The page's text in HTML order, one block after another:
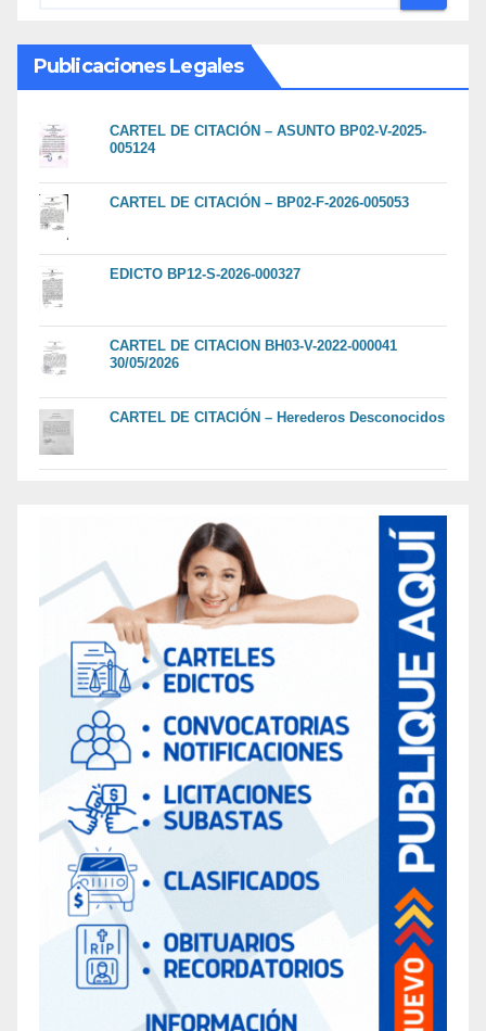
Publicaciones Legales
CARTEL DE CITACIÓN – ASUNTO BP02-V-2025-
005124
CARTEL DE CITACIÓN – BP02-F-2026-005053
EDICTO BP12-S-2026-000327
CARTEL DE CITACION BH03-V-2022-000041
30/05/2026
CARTEL DE CITACIÓN – Herederos Desconocidos